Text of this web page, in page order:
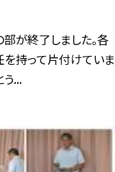
が終了しました。各
持って片付けていま
う...